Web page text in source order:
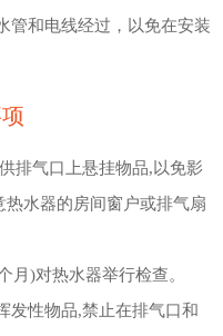
管和电线经过，以免在安装
排气口上悬挂物品,以免影
水器的房间窗户或排气扇
月)对热水器举行检查。
发性物品,禁止在排气口和